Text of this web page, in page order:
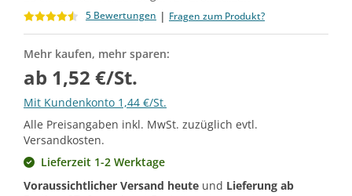
5 Bewertungen | Fragen zum Produkt?
Mehr kaufen, mehr sparen:
ab 1,52 €/St.
Mit Kundenkonto 1,44 €/St.
Alle Preisangaben inkl. MwSt. zuzüglich evtl.
Versandkosten.
Lieferzeit 1-2 Werktage
Voraussichtlicher Versand heute und Lieferung ab